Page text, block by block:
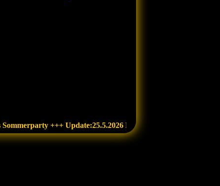
+++ Update:25.5.2026 Fotos Superrally Dänemark